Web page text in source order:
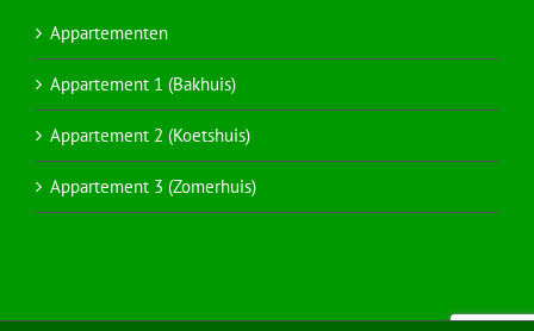
Appartementen
Appartement 1 (Bakhuis)
Appartement 2 (Koetshuis)
Appartement 3 (Zomerhuis)